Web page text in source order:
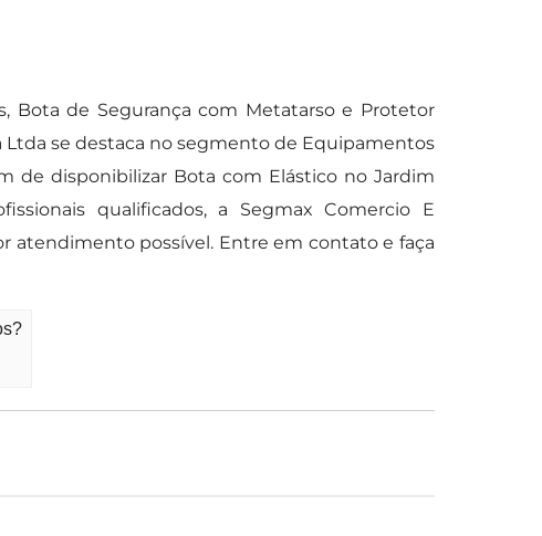
Bota de Segurança com Metatarso e Protetor
Ltda se destaca no segmento de Equipamentos
de disponibilizar Bota com Elástico no Jardim
qualificados, a Segmax Comercio E
atendimento possível. Entre em contato e faça